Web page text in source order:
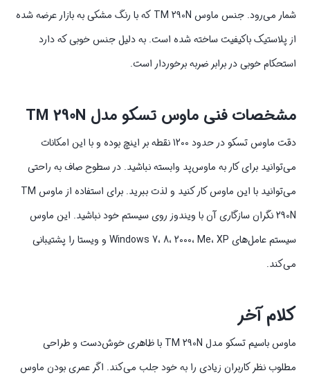
شمار می‌رود. جنس ماوس TM 290N که با رنگ مشکی به بازار عرضه شده
از پلاستیک باکیفیت ساخته شده است. به دلیل جنس خوبی که دارد
استحکام خوبی در برابر ضربه برخوردار است.
مشخصات فنی ماوس تسکو مدل TM 290N
دقت ماوس تسکو در حدود 1200 نقطه بر اینچ بوده و با این امکانات
می‌توانید برای کار به ماوس‌پد وابسته نباشید. در سطوح صاف به راحتی
می‌توانید با این ماوس کار کنید و لذت ببرید. برای استفاده از ماوس TM
290N نگران سازگاری آن با ویندوز روی سیستم خود نباشید. این ماوس
سیستم عامل‌های Windows 7، 8، 2000، Me، XP و ویستا را پشتیبانی
می‌کند.
کلام آخر
ماوس باسیم تسکو مدل TM 290N با ظاهری خوش‌دست و طراحی
مطلوب نظر کاربران زیادی را به خود جلب می‌کند. اگر عمری بودن ماوس